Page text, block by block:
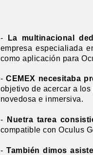
- La multinacional
empresa especialiada
como aplicación para
-CEMEX necesitaba
objetivo de acercar a
novedosa e inmersiva.
- Nuetra tarea
compatible con Oculus
-También dimos